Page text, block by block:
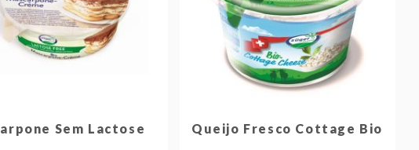
Sem Lactose Queijo Fresco Cottage Bio